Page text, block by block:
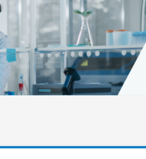
Библиотека
Оценка качества образования
Единое окно по решению вопросов
поддержки молодых студенческих
семей и матерей (отцов) с детьми